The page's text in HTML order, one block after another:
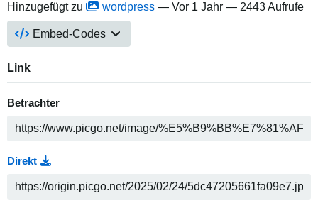
Hinzugefügt zu
wordpress — Vor 1 Jahr — 2443 Aufrufe
Embed-Codes
Link
Betrachter
Direkt